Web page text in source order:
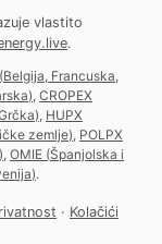
vlastito
.
(Belgija, Francuska,
) CROPEX
) HUPX
zemlje) POLPX
) OMIE (Španjolska i
).
· Kolačići